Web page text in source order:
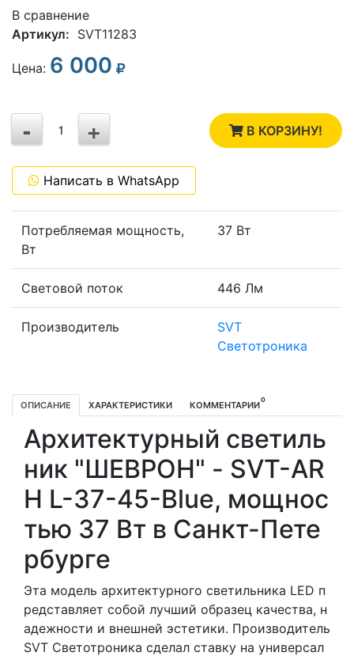
В сравнение
Артикул: SVT11283
Цена: 6 000
3
1
-1
+
- В КОРЗИНУ!
Написать в WhatsApp
Потребляемая мощность,
Вт
37 Вт
Световой поток 446 Лм
Производитель
SVT
Светотроника
ОПИСАНИЕ ХАРАКТЕРИСТИКИ КОММЕНТАРИИ0
Архитектурный светиль
ник "ШЕВРОН" - SVT-AR
H L-37-45-Blue, мощнос
тью 37 Вт в Санкт-Пете
рбурге
Эта модель архитектурного светильника LED п
редставляет собой лучший образец качества, н
адежности и внешней эстетики. Производитель
SVT Светотроника сделал ставку на универсал